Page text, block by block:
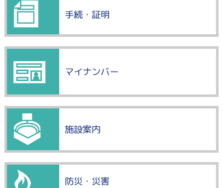
手続・証明
マイナンバー
施設案内
防災・災害